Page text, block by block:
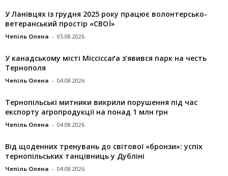
У Ланівцях із грудня 2025 року працює волонтерсько-
ветеранський простір «СВОЇ»
Чепіль Олена - 05.08.2026
У канадському місті Міссіссаґа з’явився парк на честь
Тернополя
Чепіль Олена - 04.08.2026
Тернопільські митники викрили порушення під час
експорту агропродукції на понад 1 млн грн
Чепіль Олена - 04.08.2026
Від щоденних тренувань до світової «бронзи»: успіх
тернопільських танцівниць у Дубліні
Чепіль Олена - 04.08.2026